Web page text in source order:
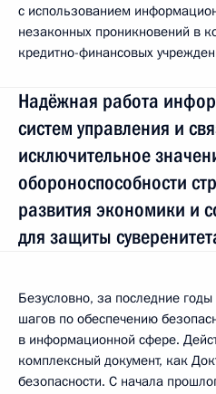
с использованием
незаконных проникновений в
кредитно-финансовых
Надёжная работа
систем управления и
исключительное
обороноспособности
развития экономики и
для защиты
Безусловно, за последние
шагов по обеспечению
в информационной сфере.
комплексный документ, как
безопасности. С начала